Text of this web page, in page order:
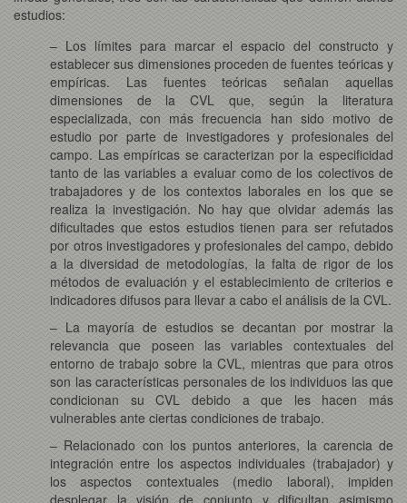
estudios:
– Los límites para marcar el espacio del constructo y
establecer sus dimensiones proceden de fuentes teóricas y
empíricas. Las fuentes teóricas señalan aquellas
dimensiones de la CVL que, según la literatura
especializada, con más frecuencia han sido motivo de
estudio por parte de investigadores y profesionales del
campo. Las empíricas se caracterizan por la especificidad
tanto de las variables a evaluar como de los colectivos de
trabajadores y de los contextos laborales en los que se
realiza la investigación. No hay que olvidar además las
dificultades que estos estudios tienen para ser refutados
por otros investigadores y profesionales del campo, debido
a la diversidad de metodologías, la falta de rigor de los
métodos de evaluación y el establecimiento de criterios e
indicadores difusos para llevar a cabo el análisis de la CVL.
– La mayoría de estudios se decantan por mostrar la
relevancia que poseen las variables contextuales del
entorno de trabajo sobre la CVL, mientras que para otros
son las características personales de los individuos las que
condicionan su CVL debido a que les hacen más
vulnerables ante ciertas condiciones de trabajo.
– Relacionado con los puntos anteriores, la carencia de
integración entre los aspectos individuales (trabajador) y
los aspectos contextuales (medio laboral), impiden
desplegar la visión de conjunto y dificultan asimismo